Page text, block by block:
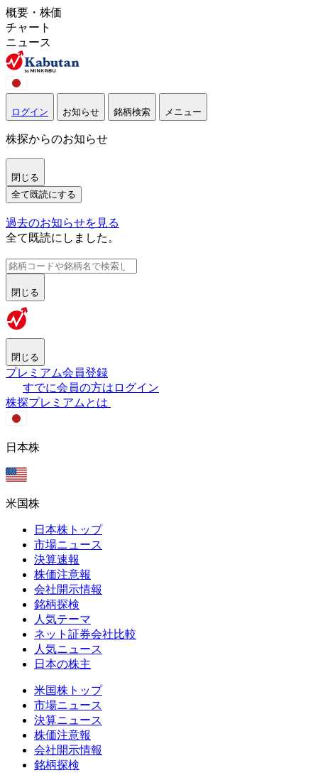
概要・株価
チャート
ニュース
ログイン お知らせ 銘柄検索 メニュー
株探からのお知らせ
閉じる
全て既読にする
過去のお知らせを見る
全て既読にしました。
閉じる
閉じる
プレミアム会員登録
すでに会員の方はログイン
株探プレミアムとは
日本株
米国株
日本株トップ
市場ニュース
決算速報
株価注意報
会社開示情報
銘柄探検
人気テーマ
ネット証券会社比較
人気ニュース
日本の株主
米国株トップ
市場ニュース
決算ニュース
株価注意報
会社開示情報
銘柄探検